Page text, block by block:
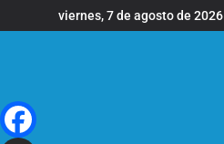
al
viernes, 7 de agosto de 2026